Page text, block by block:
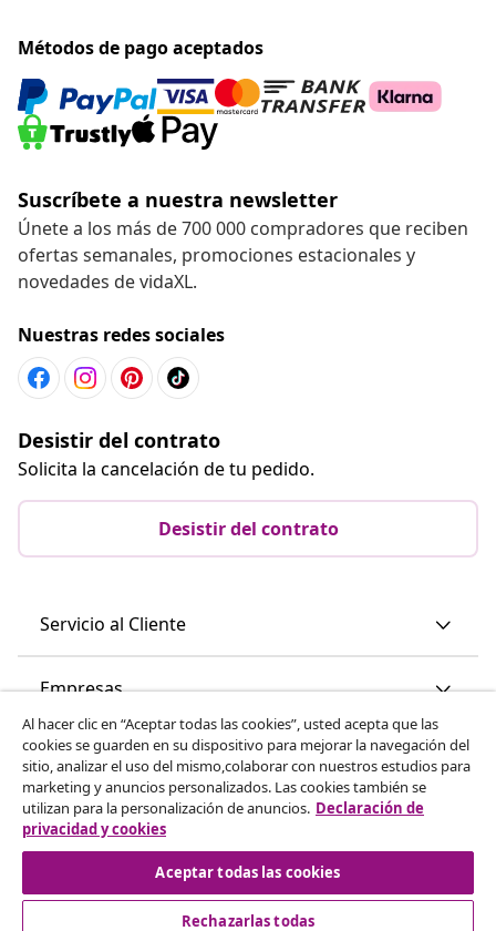
Métodos de pago aceptados
Suscríbete a nuestra newsletter
Únete a los más de 700 000 compradores que reciben
ofertas semanales, promociones estacionales y
novedades de vidaXL.
Nuestras redes sociales
Desistir del contrato
Solicita la cancelación de tu pedido.
Desistir del contrato
Servicio al Cliente
Empresas
vidaXL
Descubre mas
Al hacer clic en “Aceptar todas las cookies”, usted acepta que las
cookies se guarden en su dispositivo para mejorar la navegación del
sitio, analizar el uso del mismo,colaborar con nuestros estudios para
marketing y anuncios personalizados. Las cookies también se
utilizan para la personalización de anuncios. Declaración de
privacidad y cookies
Aceptar todas las cookies
Rechazarlas todas